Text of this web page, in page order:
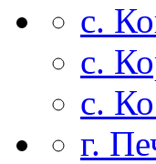
с.
с.
с.
г.